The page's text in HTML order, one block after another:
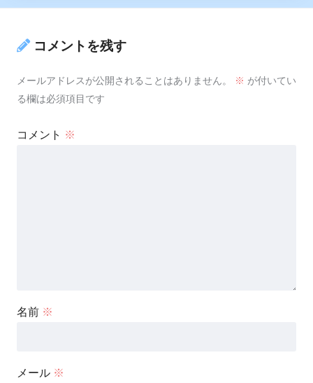
コメントを残す
メールアドレスが公開されることはありません。 ※ が付いてい
る欄は必須項目です
コメント ※
名前 ※
メール ※